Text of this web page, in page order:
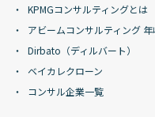
KPMGコンサルティングとは
アビームコンサルティング 年
Dirbato（ディルバート）
ベイカレクローン
コンサル企業一覧